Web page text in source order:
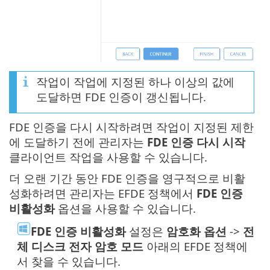
작업이 작업에 지정된 하나 이상의 값에
도달하면 FDE 인증이 갱신됩니다.
FDE 인증을 다시 시작하려면 작업이 지정된 제한
에 도달하기 전에 관리자는 FDE 인증 다시 시작
클라이언트 작업을 사용할 수 있습니다.
더 오랜 기간 동안 FDE 인증을 영구적으로 비활
성화하려면 관리자는 EFDE 정책에서 FDE 인증
비활성화옵션을 사용할 수 있습니다.
FDE 인증 비활성화설정은 암호화 옵션 -> 전
체 디스크 전자 암호 모드 아래의 EFDE 정책에
서 찾을 수 있습니다.